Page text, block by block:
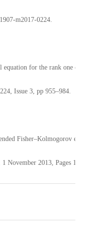
m2017-0224.
for the rank one
Issue 3, pp 955–984.
Fisher–Kolmogorov
November 2013, Pages